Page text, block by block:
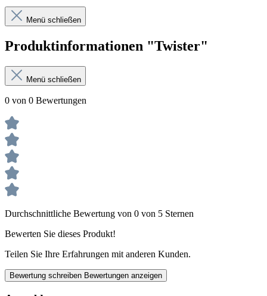
Menü schließen
Produktinformationen "Twister"
Menü schließen
0 von 0 Bewertungen
Durchschnittliche Bewertung von 0 von 5 Sternen
Bewerten Sie dieses Produkt!
Teilen Sie Ihre Erfahrungen mit anderen Kunden.
Bewertung schreiben Bewertungen anzeigen